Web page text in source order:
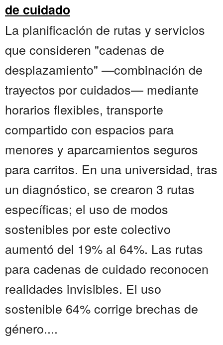
de cuidado
La planificación de rutas y servicios
que consideren "cadenas de
desplazamiento" —combinación de
trayectos por cuidados— mediante
horarios flexibles, transporte
compartido con espacios para
menores y aparcamientos seguros
para carritos. En una universidad, tras
un diagnóstico, se crearon 3 rutas
específicas; el uso de modos
sostenibles por este colectivo
aumentó del 19% al 64%. Las rutas
para cadenas de cuidado reconocen
realidades invisibles. El uso
sostenible 64% corrige brechas de
género....